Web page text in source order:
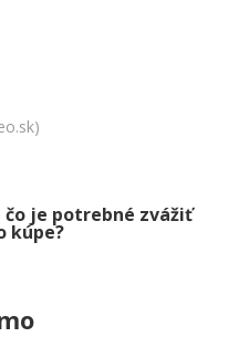
je potrebné zvážiť
kúpe?